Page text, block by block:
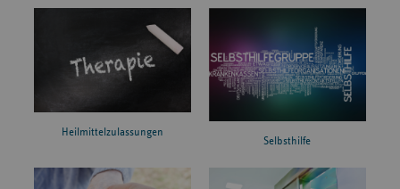
Heilmittelzulassungen
Selbsthilfe